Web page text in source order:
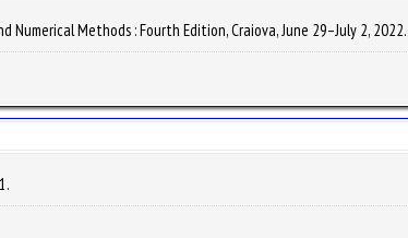
Methods : Fourth Edition, Craiova, June 29–July 2, 2022.